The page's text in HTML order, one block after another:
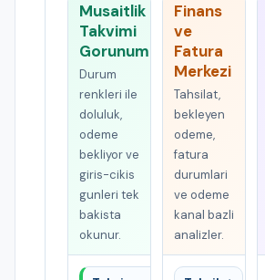
Musaitlik
Takvimi
Gorunumu
Durum
renkleri ile
doluluk,
odeme
bekliyor ve
giris-cikis
gunleri tek
bakista
okunur.
Finans
ve
Fatura
Merkezi
Tahsilat,
bekleyen
odeme,
fatura
durumlari
ve odeme
kanal bazli
analizler.